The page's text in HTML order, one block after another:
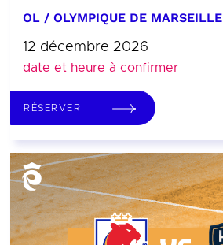
OL / OLYMPIQUE DE MARSEILLE
12 décembre 2026
date et heure à confirmer
RÉSERVER